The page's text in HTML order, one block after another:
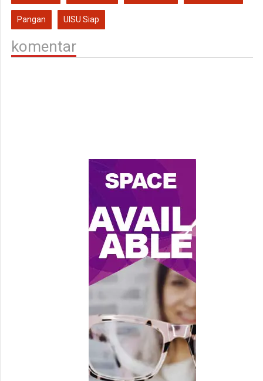
Pangan UISU Siap
komentar